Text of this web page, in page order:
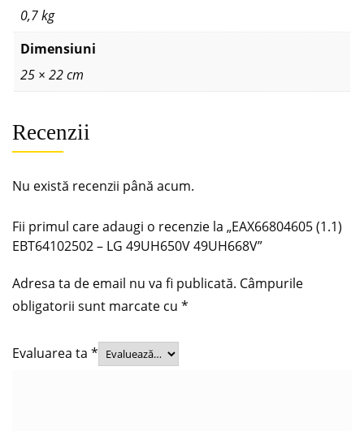
0,7 kg
Dimensiuni
25 × 22 cm
Recenzii
Nu există recenzii până acum.
Fii primul care adaugi o recenzie la „EAX66804605 (1.1)
EBT64102502 – LG 49UH650V 49UH668V”
Adresa ta de email nu va fi publicată. Câmpurile
obligatorii sunt marcate cu *
Evaluarea ta *